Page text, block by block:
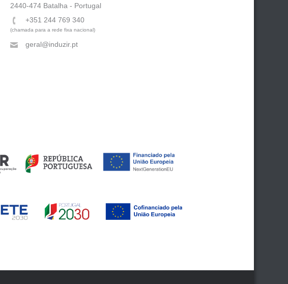
2440-474 Batalha - Portugal
+351 244 769 340
(chamada para a rede fixa nacional)
geral@induzir.pt